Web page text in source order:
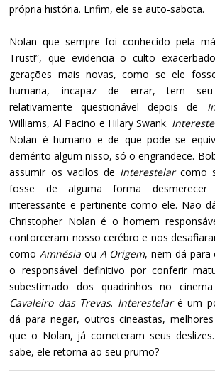
própria história. Enfim, ele se auto-sabota.
Nolan que sempre foi conhecido pela
Trust!”, que evidencia o culto
gerações mais novas, como se ele
humana, incapaz de errar, tem
relativamente questionável depois de
Williams, Al Pacino e Hilary Swank.
Nolan é humano e de que pode se
demérito algum nisso, só o engrandece.
assumir os vacilos de Interestelarcomo
fosse de alguma forma
interessante e pertinente como ele. Não
Christopher Nolan é o homem
contorceram nosso cerébro e nos
comoAmnésia ou A Origem, nem dá para
o responsável definitivo por conferir
subestimado dos quadrinhos no
Cavaleiro das Trevas. Interestelar é um
dá para negar, outros cineastas,
que o Nolan, já cometeram seus
sabe, ele retorna ao seu prumo?